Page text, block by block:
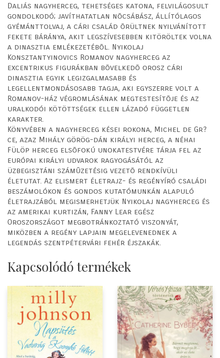
Daliás nagyherceg, tehetséges katona, felvilágosult
gondolkodó; javíthatatlan nõcsábász, állítólagos
gyémánttolvaj, a cári család õrültnek nyilvánított
fekete báránya, akit legszívesebben kitöröltek volna
a dinasztia emlékezetébõl. Nyikolaj
Konsztantyinovics Romanov nagyherceg az
excentrikus figurákban bõvelkedõ orosz cári
dinasztia egyik legizgalmasabb és
legellentmondásosabb tagja, aki egyszerre volt a
Romanov-ház végromlásának megtestesítõje és az
uralkodói kötöttségek ellen lázadó független
karakter.
Könyvében a nagyherceg kései rokona, Michel de Gr?
ce, azaz Mihály görög-dán királyi herceg, a néhai
Fülöp herceg elsõfokú unokatestvére tárja fel az
európai királyi udvarok ragyogásától az
üzbegisztáni számûzetésig vezetõ rendkívüli
életutat. Az elismert életrajz- és regényíró családi
beszámolókon és gondos kutatómunkán alapuló
életrajzából megismerhetjük Nyikolaj nagyherceg és
az amerikai kurtizán, Fanny Lear egész
Oroszországot megbotránkoztató viszonyát,
miközben a regény lapjain megelevenednek a
legendás szentpétervári fehér éjszakák.
Kapcsolódó termékek